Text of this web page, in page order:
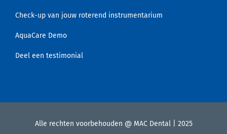
Check-up van jouw roterend instrumentarium
AquaCare Demo
Deel een testimonial
Alle rechten voorbehouden @ MAC Dental | 2025